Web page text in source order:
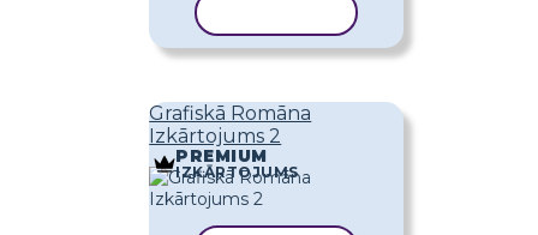
Grafiskā Romāna
Izkārtojums 2
PREMIUM
IZKĀRTOJUMS